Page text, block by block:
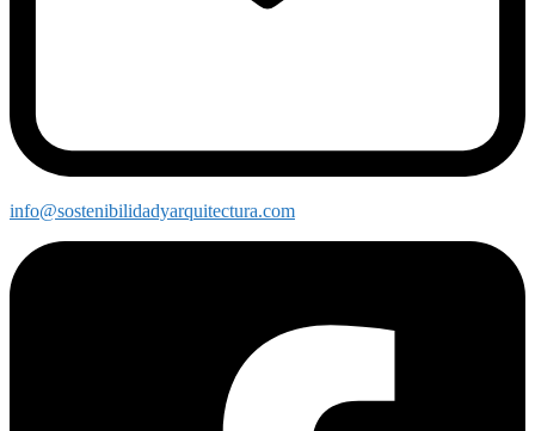
info@sostenibilidadyarquitectura.com